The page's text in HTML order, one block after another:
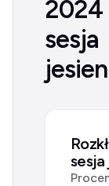
2024
sesja
sesja